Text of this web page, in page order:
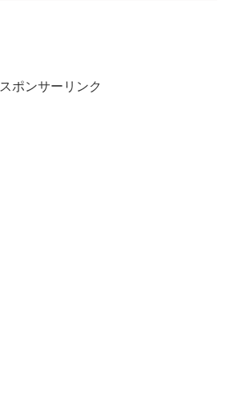
スポンサーリンク